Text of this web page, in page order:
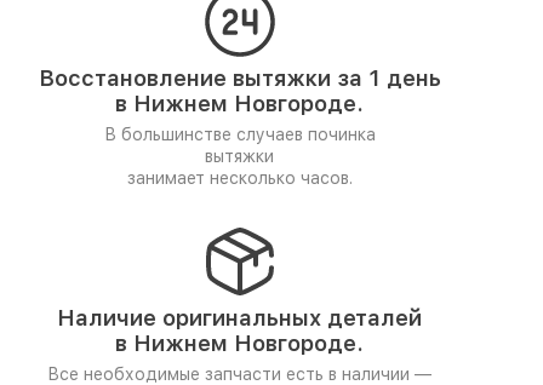
Восстановление вытяжки за 1 день
в Нижнем Новгороде.
В большинстве случаев починка
вытяжки
занимает несколько часов.
Наличие оригинальных деталей
в Нижнем Новгороде.
Все необходимые запчасти есть в наличии —